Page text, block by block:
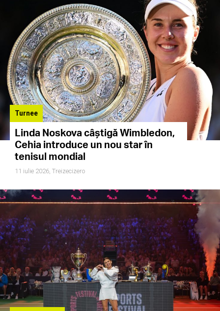
Turnee
Linda Noskova câștigă Wimbledon,
Cehia introduce un nou star în
tenisul mondial
11 iulie 2026, Treizecizero